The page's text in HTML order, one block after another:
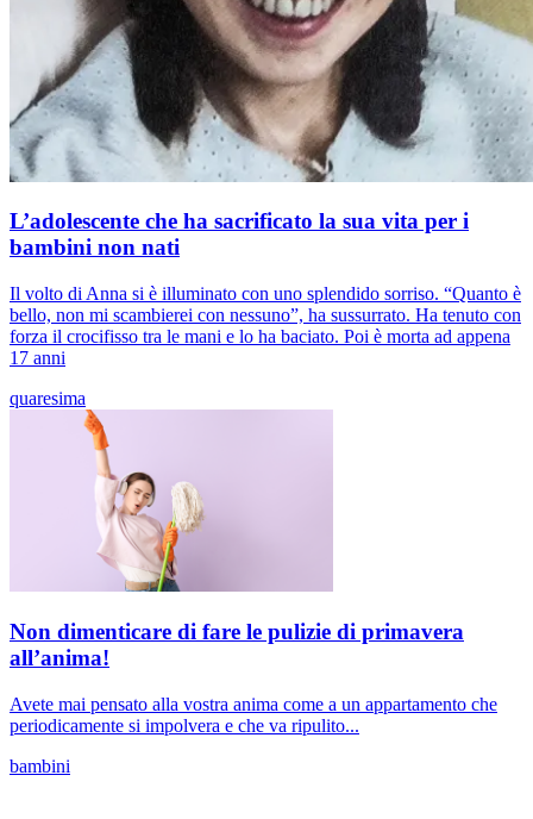
L’adolescente che ha sacrificato la sua vita per i
bambini non nati
Il volto di Anna si è illuminato con uno splendido sorriso. “Quanto è
bello, non mi scambierei con nessuno”, ha sussurrato. Ha tenuto con
forza il crocifisso tra le mani e lo ha baciato. Poi è morta ad appena
17 anni
quaresima
Non dimenticare di fare le pulizie di primavera
all’anima!
Avete mai pensato alla vostra anima come a un appartamento che
periodicamente si impolvera e che va ripulito...
bambini